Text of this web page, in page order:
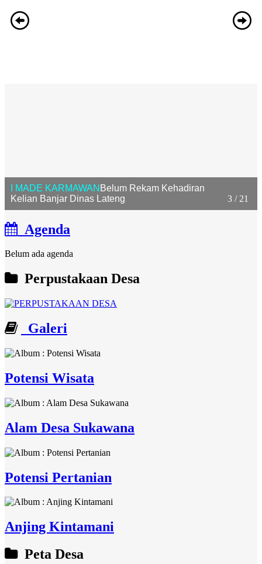
3 / 21
I MADE KARMAWAN Belum Rekam Kehadiran
Kelian Banjar Dinas Lateng
Agenda
Belum ada agenda
Perpustakaan Desa
Galeri
Potensi Wisata
Alam Desa Sukawana
Potensi Pertanian
Anjing Kintamani
Peta Desa